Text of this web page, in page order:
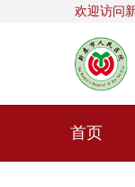
欢迎访问
首页